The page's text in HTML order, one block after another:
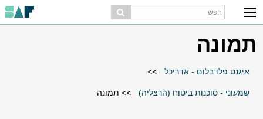
תמונה
איגנט פלדבלום - אדריכל >>
שמעוני - סוכנות ביטוח (הרצליה) >> תמונה